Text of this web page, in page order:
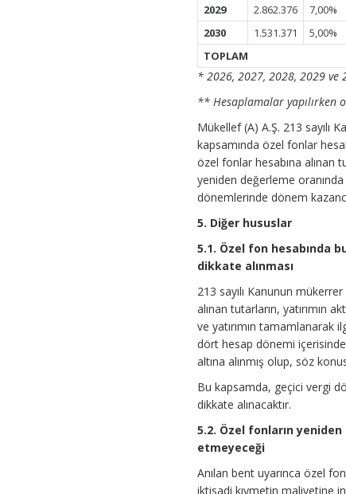
2029
2.862.376 7,00%
2030
1.531.371 5,00%
TOPLAM
* 2026, 2027, 2028, 2029 ve
** Hesaplamalar yapılırken
Mükellef (A) A.Ş. 213 sayılı
kapsamında özel fonlar
özel fonlar hesabına alınan
yeniden değerleme
dönemlerinde dönem
5. Diğer hususlar
5.1. Özel fon hesabında
dikkate alınması
213 sayılı Kanunun
alınan tutarların, yatırımın
ve yatırımın
dört hesap dönemi
altına alınmış olup, söz
Bu kapsamda, geçici vergi
dikkate alınacaktır.
5.2. Özel fonların
etmeyeceği
Anılan bent uyarınca özel
iktisadi kıymetin maliyetine